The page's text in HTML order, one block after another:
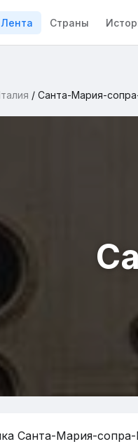
Лента Страны
/ Санта-Мария-
Санта-Мария-